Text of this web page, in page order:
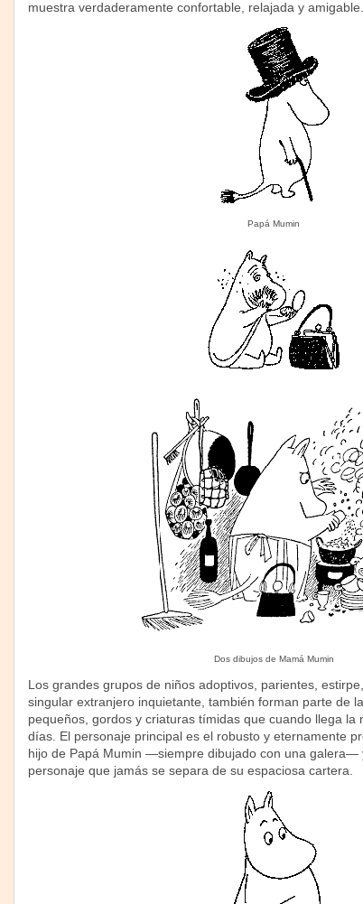
muestra verdaderamente confortable, relajada y amigable.
Papá Mumin
Dos dibujos de Mamá Mumin
Los grandes grupos de niños adoptivos, parientes,
singular extranjero inquietante, también forman parte de
pequeños, gordos y criaturas tímidas que cuando llega la
días. El personaje principal es el robusto y eternamente
hijo de Papá Mumin —siempre dibujado con una galera—
personaje que jamás se separa de su espaciosa cartera.